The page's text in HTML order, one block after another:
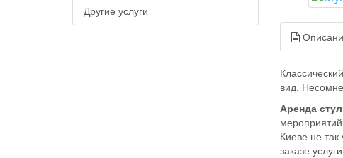
Другие услуги
вид.
Аренда
Киеве не
заказе услуги